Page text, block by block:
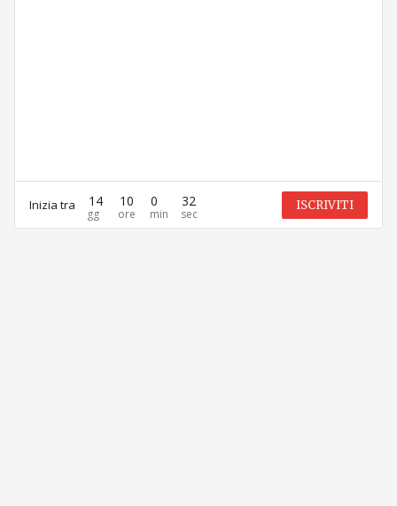
Inizia tra 14 10 0 32 ISCRIVITI